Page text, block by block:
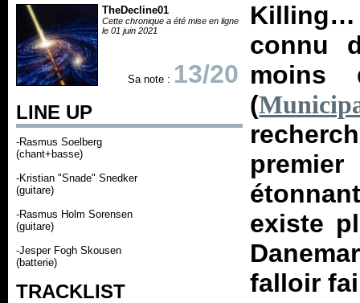
TheDecline01
Cette chronique a été mise en ligne
le 01 juin 2021
Sa note : 13/20
LINE UP
-Rasmus Soelberg
(chant+basse)
-Kristian "Snade" Snedker
(guitare)
-Rasmus Holm Sorensen
(guitare)
-Jesper Fogh Skousen
(batterie)
TRACKLIST
connu
moins
(
existe
falloir